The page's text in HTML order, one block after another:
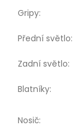
Gripy:
Přední světlo:
Zadní světlo:
Blatníky:
Nosič: